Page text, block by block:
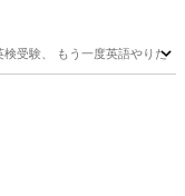
受験、 もう一度英語やりた